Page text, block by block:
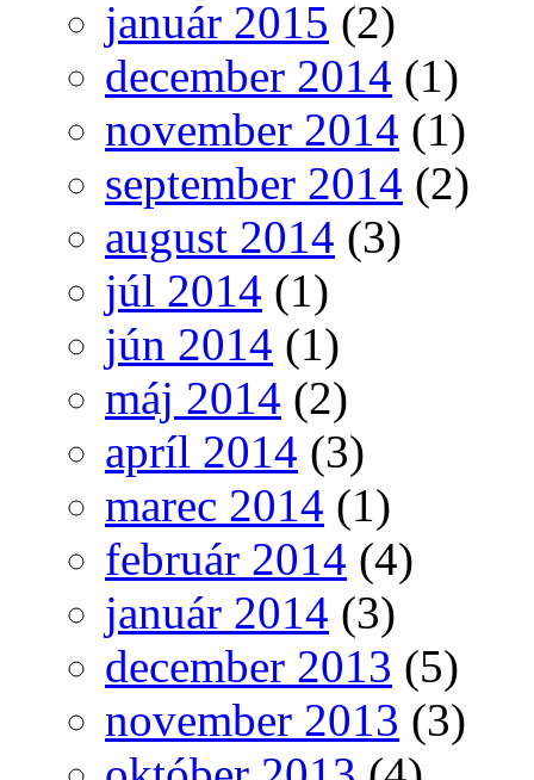
január 2015 (2)
december 2014 (1)
november 2014 (1)
september 2014 (2)
august 2014 (3)
júl 2014 (1)
jún 2014 (1)
máj 2014 (2)
apríl 2014 (3)
marec 2014 (1)
február 2014 (4)
január 2014 (3)
december 2013 (5)
november 2013 (3)